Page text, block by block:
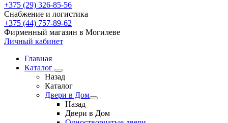
+375 (29) 326-85-56
Снабжение и логистика
+375 (44) 757-89-62
Фирменный магазин в Могилеве
Личный кабинет
Главная
Каталог
Назад
Каталог
Двери в Дом
Назад
Двери в Дом